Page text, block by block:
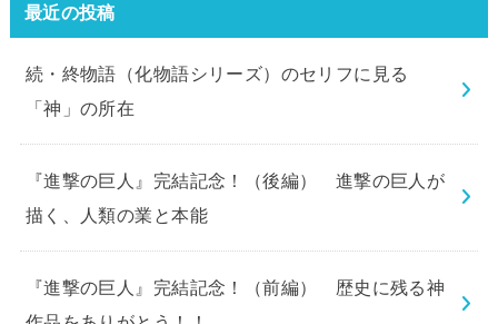
最近の投稿
続・終物語（化物語シリーズ）のセリフに見る
「神」の所在
『進撃の巨人』完結記念！（後編） 進撃の巨人が
描く、人類の業と本能
『進撃の巨人』完結記念！（前編） 歴史に残る神